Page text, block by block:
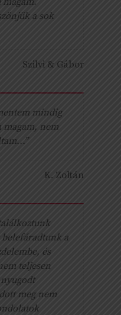
a sok
Szilvi & Gábor
mindig
magam, nem
K. Zoltán
a
és
teljesen
meg nem